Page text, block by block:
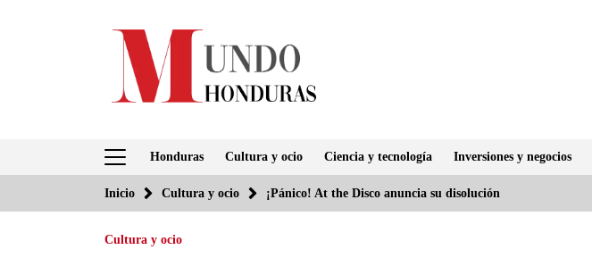
Honduras Cultura y ocio Ciencia y tecnología Inversiones y negocios
Inicio Cultura y ocio ¡Pánico! At the Disco anuncia su disolución
Cultura y ocio